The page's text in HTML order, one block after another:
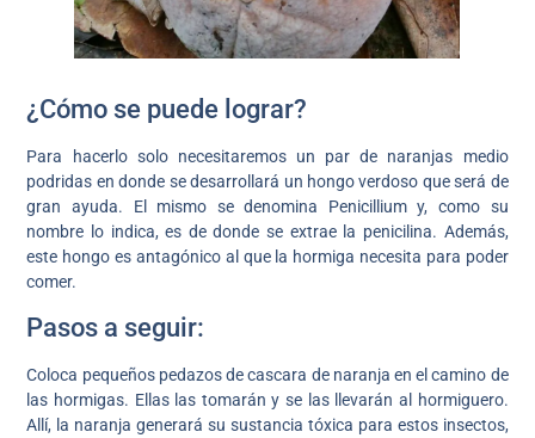
¿Cómo se puede lograr?
Para hacerlo solo necesitaremos un par de naranjas medio
podridas en donde se desarrollará un hongo verdoso que será de
gran ayuda. El mismo se denomina Penicillium y, como su
nombre lo indica, es de donde se extrae la penicilina. Además,
este hongo es antagónico al que la hormiga necesita para poder
comer.
Pasos a seguir:
Coloca pequeños pedazos de cascara de naranja en el camino de
las hormigas. Ellas las tomarán y se las llevarán al hormiguero.
Allí, la naranja generará su sustancia tóxica para estos insectos,